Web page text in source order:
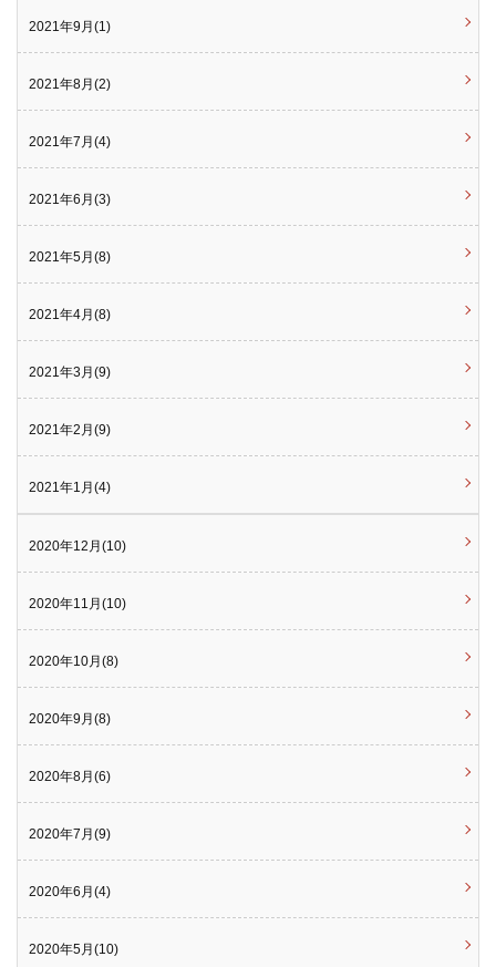
2021年9月(1)
2021年8月(2)
2021年7月(4)
2021年6月(3)
2021年5月(8)
2021年4月(8)
2021年3月(9)
2021年2月(9)
2021年1月(4)
2020年12月(10)
2020年11月(10)
2020年10月(8)
2020年9月(8)
2020年8月(6)
2020年7月(9)
2020年6月(4)
2020年5月(10)